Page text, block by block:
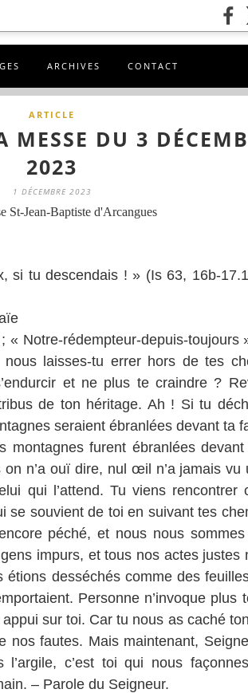
ARCHIVES CONTACT
ARTICLE
MESSE DU 3
2023
1 DÉCEMBRE 2023
St-Jean-Baptiste d'Arcangues
si tu descendais ! » (Is 63, 16b-
« Notre-rédempteur-depuis-toujours
laisses-tu errer hors de tes
et ne plus te craindre ?
de ton héritage. Ah ! Si tu
seraient ébranlées devant ta
montagnes furent ébranlées
on n’a ouï dire, nul œil n’a jamais vu
qui l’attend. Tu viens rencontrer
se souvient de toi en suivant tes
péché, et nous nous sommes
impurs, et tous nos actes justes
étions desséchés comme des
Personne n’invoque plus
sur toi. Car tu nous as caché
fautes. Mais maintenant,
c’est toi qui nous
– Parole du Seigneur.